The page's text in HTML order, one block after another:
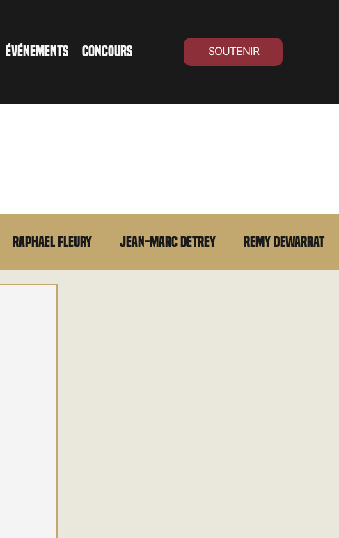
ÉVÉNEMENTS CONCOURS SOUTENIR
Raphael Fleury Jean-Marc Detrey Remy Dewarrat